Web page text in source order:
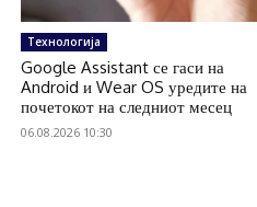
Технологија
Google Assistant се гаси на
Android и Wear OS уредите на
почетокот на следниот месец
06.08.2026 10:30